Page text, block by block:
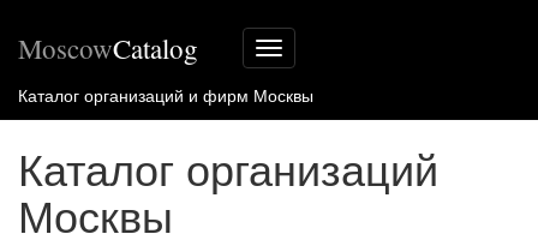
Меню
сайта
MoscowCatalog
Каталог организаций и фирм Москвы
Каталог организаций
Москвы